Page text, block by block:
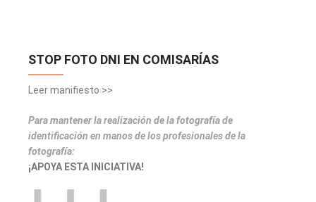
STOP FOTO DNI EN COMISARÍAS
Leer manifiesto >>
Para mantener la realización de la fotografía de
identificación en manos de los profesionales de la
fotografía:
¡APOYA ESTA INICIATIVA!